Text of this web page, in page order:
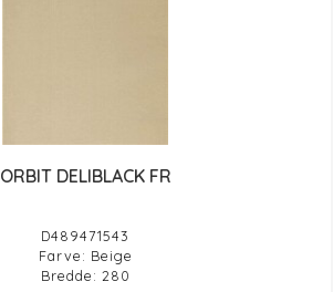
ORBIT DELIBLACK FR
D489471543
Farve: Beige
Bredde: 280